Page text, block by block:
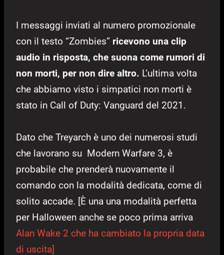
I messaggi inviati al numero promozionale
con il testo “Zombies” ricevono una clip
audio in risposta, che suona come rumori di
non morti, per non dire altro. L’ultima volta
che abbiamo visto i simpatici non morti è
stato in Call of Duty: Vanguard del 2021.
Dato che Treyarch è uno dei numerosi studi
che lavorano su Modern Warfare 3, è
probabile che prenderà nuovamente il
comando con la modalità dedicata, come di
solito accade. [È una una modalità perfetta
per Halloween anche se poco prima arriva
Alan Wake 2 che ha cambiato la propria data
di uscita]